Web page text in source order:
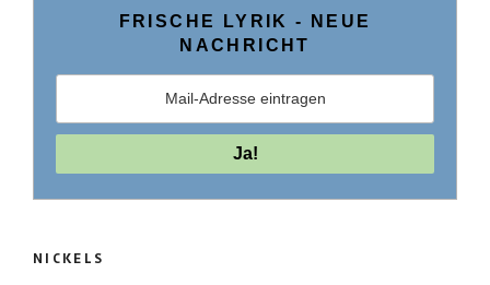
FRISCHE LYRIK ­- NEUE
NACHRICHT
NICKELS